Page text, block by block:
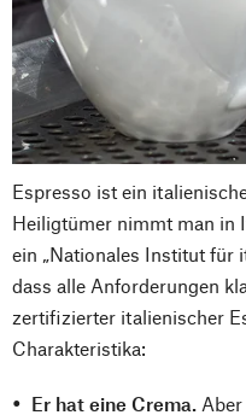
Espresso ist ein
Heiligtümer nimmt man in
ein „Nationales Institut für
dass alle Anforderungen
zertifizierter italienischer
Charakteristika:
Er hat eine Crema.